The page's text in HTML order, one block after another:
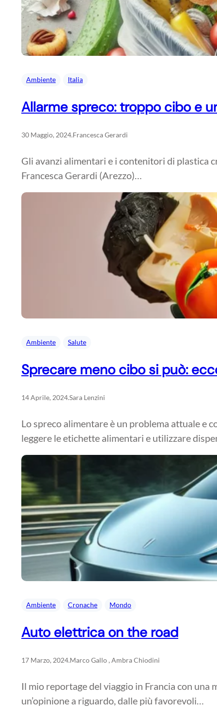
Ambiente Italia
Allarme spreco: troppo cibo e
30 Maggio, 2024.Francesca Gerardi
Gli avanzi alimentari e i contenitori di plastica
Francesca Gerardi (Arezzo)…
Ambiente Salute
Sprecare meno cibo si può:
14 Aprile, 2024.Sara Lenzini
Lo spreco alimentare è un problema attuale e
leggere le etichette alimentari e utilizzare
Ambiente Cronache Mondo
Auto elettrica on the road
17 Marzo, 2024.Marco Gallo , Ambra Chiodini
Il mio reportage del viaggio in Francia con una
un’opinione a riguardo, dalle più favorevoli…